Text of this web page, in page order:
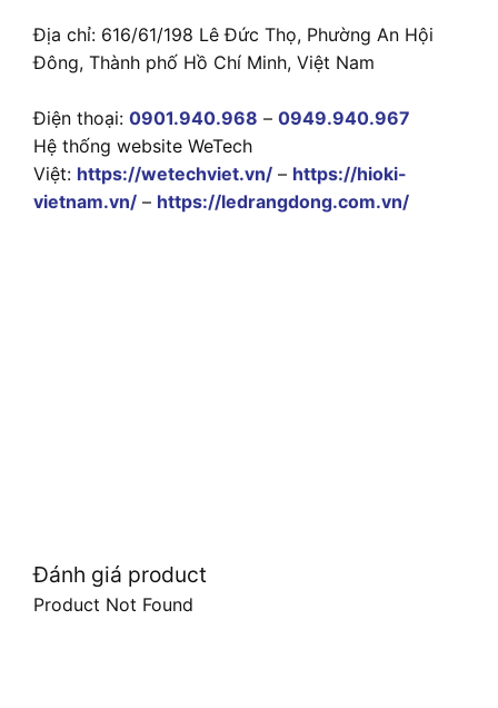
Địa chỉ: 616/61/198 Lê Đức Thọ, Phường An Hội
Đông, Thành phố Hồ Chí Minh, Việt Nam
Điện thoại: 0901.940.968 – 0949.940.967
Hệ thống website WeTech
Việt: https://wetechviet.vn/ – https://hioki-
vietnam.vn/ – https://ledrangdong.com.vn/
Đánh giá product
Product Not Found